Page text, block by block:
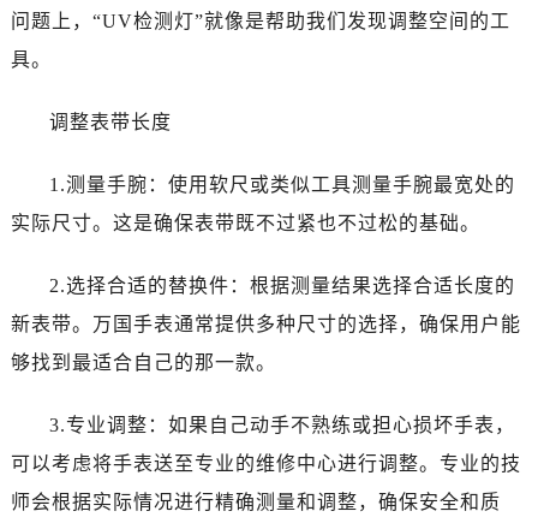
问题上，“UV检测灯”就像是帮助我们发现调整空间的工
具。
调整表带长度
1.测量手腕：使用软尺或类似工具测量手腕最宽处的
实际尺寸。这是确保表带既不过紧也不过松的基础。
2.选择合适的替换件：根据测量结果选择合适长度的
新表带。万国手表通常提供多种尺寸的选择，确保用户能
够找到最适合自己的那一款。
3.专业调整：如果自己动手不熟练或担心损坏手表，
可以考虑将手表送至专业的维修中心进行调整。专业的技
师会根据实际情况进行精确测量和调整，确保安全和质